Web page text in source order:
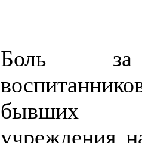
Боль за
бывших
учреждения